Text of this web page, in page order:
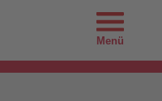
Menü